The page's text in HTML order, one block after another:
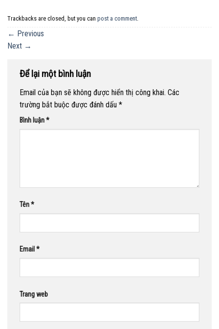
Trackbacks are closed, but you can post a comment
← Previous
Next →
Để lại một bình luận
Email của bạn sẽ không được hiển thị công khai. Các
trường bắt buộc được đánh dấu *
Bình luận*
Tên*
Email*
Trang web